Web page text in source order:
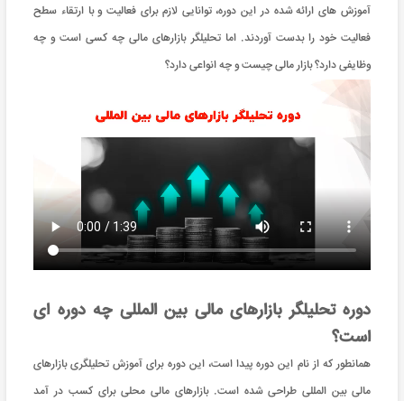
آموزش های ارائه شده در این دوره، توانایی لازم برای فعالیت و با ارتقاء سطح
فعالیت خود را بدست آوردند. اما تحلیلگر بازارهای مالی چه کسی است و چه
وظایفی دارد؟ بازار مالی چیست و چه انواعی دارد؟
دوره تحلیلگر بازارهای مالی بین المللی چه دوره ای
است؟
همانطور که از نام این دوره پیدا است، این دوره برای آموزش تحلیلگری بازارهای
مالی بین المللی طراحی شده است. بازارهای مالی محلی برای کسب در آمد